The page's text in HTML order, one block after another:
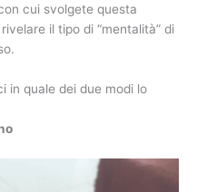
cui svolgete questa
il tipo di “mentalità” di
in quale dei due modi lo